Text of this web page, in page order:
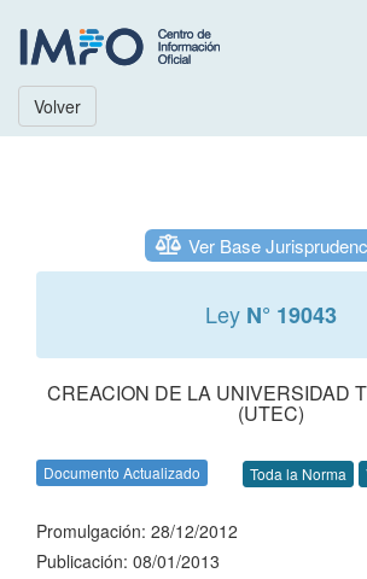
Volver
Ver Base
Ley N° 19043
CREACION DE LA UNIVERSIDAD
(UTEC)
Documento Actualizado Toda la Norma
Promulgación: 28/12/2012
Publicación: 08/01/2013